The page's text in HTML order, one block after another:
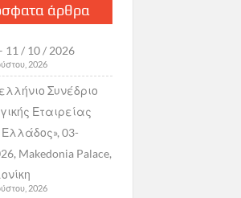
άρθρα
11 / 10 / 2026
2026
Συνέδριο
Εταιρείας
Ελλάδος», 03-
Makedonia Palace,
2026